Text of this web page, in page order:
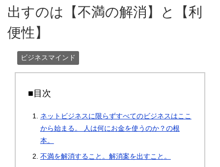
出すのは【不満の解消】と【利
便性】
ビジネスマインド
■目次
ネットビジネスに限らずすべてのビジネスはここ
から始まる。 人は何にお金を使うのか？の根
本。
不満を解消すること。解消案を出すこと。